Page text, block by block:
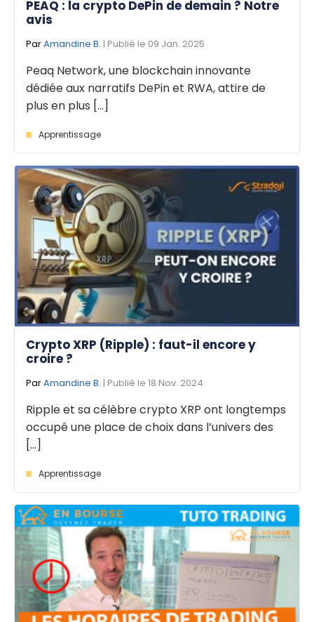
PEAQ : la crypto DePin de demain ? Notre
avis
ParAmandine B. | Publié le 09 Jan. 2025
Peaq Network, une blockchain innovante
dédiée aux narratifs DePin et RWA, attire de
plus en plus [...]
Apprentissage
Crypto XRP (Ripple) : faut-il encore y
croire ?
ParAmandine B. | Publié le 18 Nov. 2024
Ripple et sa célèbre crypto XRP ont longtemps
occupé une place de choix dans l’univers des
[...]
Apprentissage